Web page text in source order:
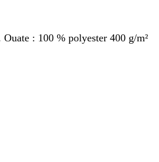
: 100 % polyester 400 g/m²